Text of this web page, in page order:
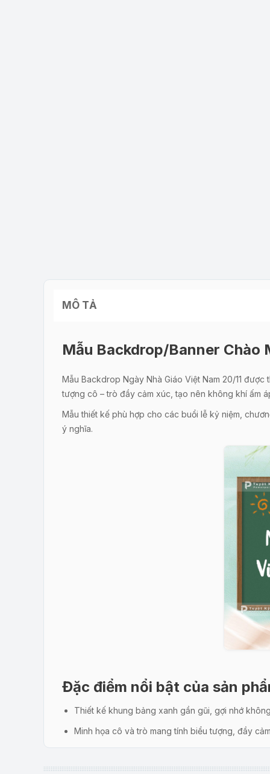
MÔ TẢ
Mẫu Backdrop/Banner Chào
Mẫu Backdrop Ngày Nhà Giáo Việt Nam 20/11
tượng cô – trò đầy cảm xúc, tạo nên không khí ấm
Mẫu thiết kế phù hợp cho các buổi lễ kỷ niệm,
ý nghĩa.
Đặc điểm nổi bật của sản
Thiết kế khung bảng xanh gần gũi, gợi nhớ
Minh họa cô và trò mang tính biểu tượng, đầy
Dễ dàng tùy chỉnh tên trường, logo, lời chúc.